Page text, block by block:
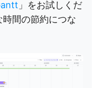
」をお試しくだ
間の節約につな